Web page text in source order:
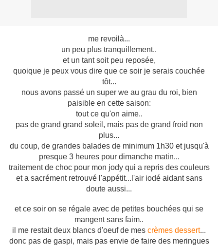
me revoilà...
un peu plus tranquillement..
et un tant soit peu reposée,
quoique je peux vous dire que ce soir je serais couchée
tôt...
nous avons passé un super we au grau du roi, bien
paisible en cette saison:
tout ce qu'on aime..
pas de grand grand soleil, mais pas de grand froid non
plus...
du coup, de grandes balades de minimum 1h30 et jusqu'à
presque 3 heures pour dimanche matin...
traitement de choc pour mon jody qui a repris des couleurs
et a sacrément retrouvé l'appétit...l'air iodé aidant sans
doute aussi...
et ce soir on se régale avec de petites bouchées qui se
mangent sans faim..
il me restait deux blancs d'oeuf de mes crèmes dessert...
donc pas de gaspi, mais pas envie de faire des meringues